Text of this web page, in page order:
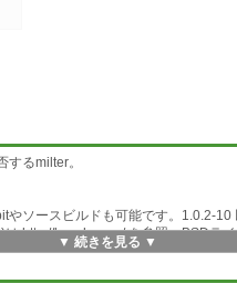
るmilter。
ソースビルドも可能です。1.0.2-10
http://kuzuha.org/ を参照。BSDラ
▼ 続きを見る ▼